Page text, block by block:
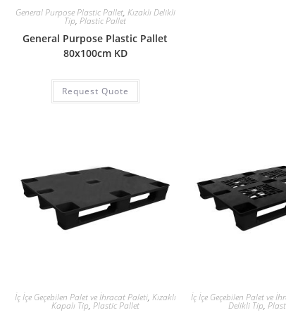
General Purpose Plastic Pallet, Kızaklı Delikli
Tip, Plastic Pallet
General Purpose Plastic Pallet
80x100cm KD
Request Quote
İç İçe Geçebilen Palet ve İhracat Paleti, Kızaklı
Kapalı Tip, Plastic Pallet
İç İçe Geçebilen Palet ve
Delikli Tip,